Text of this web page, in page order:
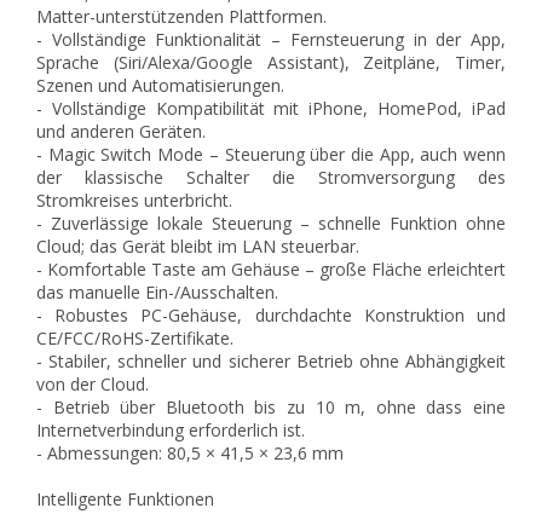
Matter-unterstützenden Plattformen.
- Vollständige Funktionalität – Fernsteuerung in der App,
Sprache (Siri/Alexa/Google Assistant), Zeitpläne, Timer,
Szenen und Automatisierungen.
- Vollständige Kompatibilität mit iPhone, HomePod, iPad
und anderen Geräten.
- Magic Switch Mode – Steuerung über die App, auch wenn
der klassische Schalter die Stromversorgung des
Stromkreises unterbricht.
- Zuverlässige lokale Steuerung – schnelle Funktion ohne
Cloud; das Gerät bleibt im LAN steuerbar.
- Komfortable Taste am Gehäuse – große Fläche erleichtert
das manuelle Ein-/Ausschalten.
- Robustes PC-Gehäuse, durchdachte Konstruktion und
CE/FCC/RoHS-Zertifikate.
- Stabiler, schneller und sicherer Betrieb ohne Abhängigkeit
von der Cloud.
- Betrieb über Bluetooth bis zu 10 m, ohne dass eine
Internetverbindung erforderlich ist.
- Abmessungen: 80,5 × 41,5 × 23,6 mm
Intelligente Funktionen